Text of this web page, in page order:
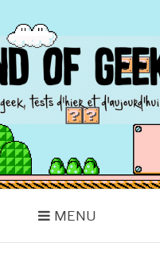
GEEKS
MENU